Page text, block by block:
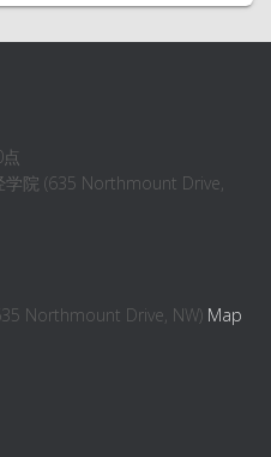
学院 (635 Northmount Drive,
Northmount Drive, NW) Map